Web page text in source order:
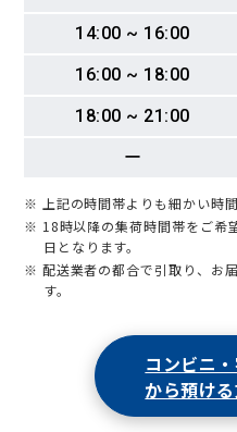
14:00 ~ 16:00
16:00 ~ 18:00
18:00 ~ 21:00
ー
※ 上記の時間帯よりも細かい時
※ 18時以降の集荷時間帯をご希
日となります。
※ 配送業者の都合で引取り、お
す。
コンビニ
から預け